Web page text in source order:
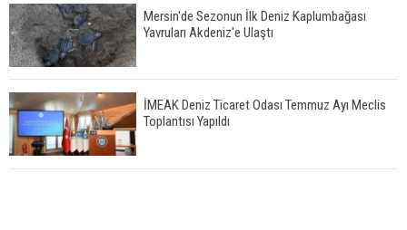
Mersin'de Sezonun İlk Deniz Kaplumbağası
Yavruları Akdeniz'e Ulaştı
İMEAK Deniz Ticaret Odası Temmuz Ayı Meclis
Toplantısı Yapıldı